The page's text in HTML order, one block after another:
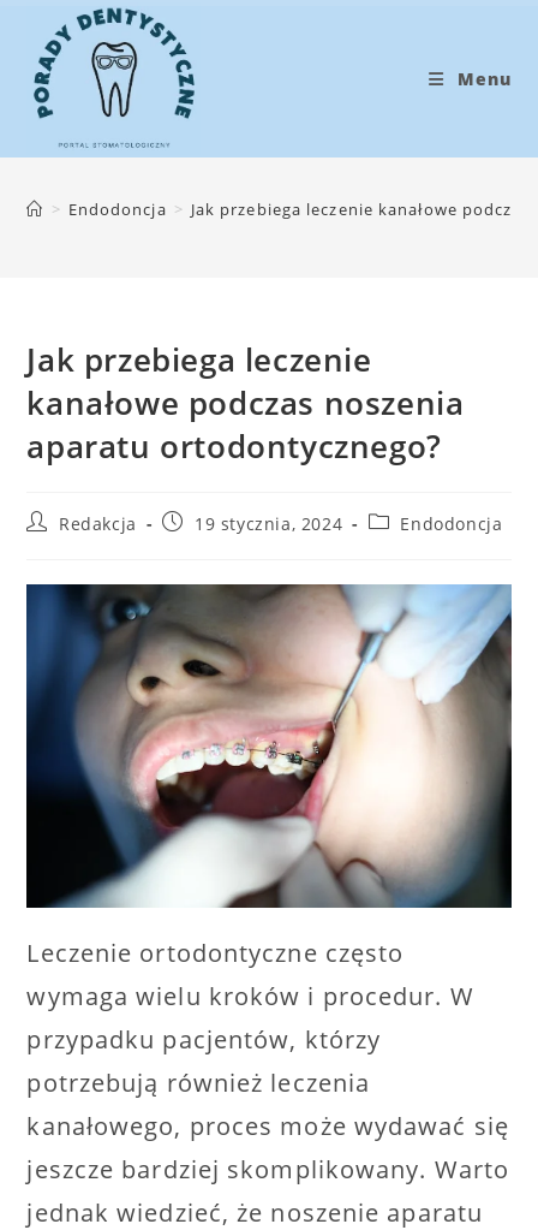
treści
Menu
> Endodoncja > Jak przebiega leczenie kanałowe
Jak przebiega leczenie
kanałowe podczas noszenia
aparatu ortodontycznego?
PostRedakcja
Post19 stycznia, 2024
PostEndodoncja
Leczenie ortodontyczne często
wymaga wielu kroków i procedur. W
przypadku pacjentów, którzy
potrzebują również leczenia
kanałowego, proces może wydawać się
jeszcze bardziej skomplikowany. Warto
jednak wiedzieć, że noszenie aparatu